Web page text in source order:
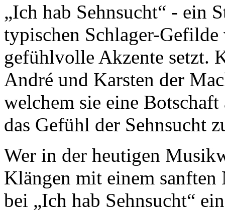
„Ich hab Sehnsucht“ - ein
typischen Schlager-Gefilde
gefühlvolle Akzente setzt.
André und Karsten der
welchem sie eine
das Gefühl der Sehnsucht
Wer in der heutigen
Klängen mit einem
bei „Ich hab Sehnsucht“